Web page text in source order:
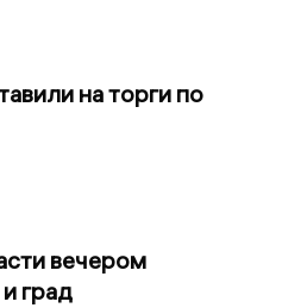
на торги по
вечером
град